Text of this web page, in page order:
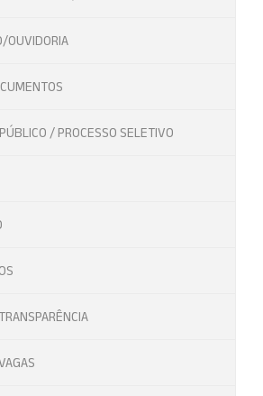
OUVIDORIA
/ PROCESSO SELETIVO